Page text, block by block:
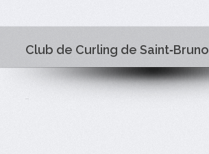
Club de Curling de Saint‑Bruno